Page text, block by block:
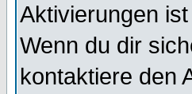
Aktivierungen
Wenn du dir
kontaktiere den